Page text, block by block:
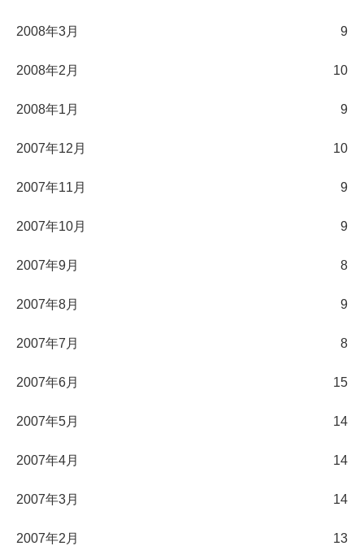
2008年3月 9
2008年2月 10
2008年1月 9
2007年12月 10
2007年11月 9
2007年10月 9
2007年9月 8
2007年8月 9
2007年7月 8
2007年6月 15
2007年5月 14
2007年4月 14
2007年3月 14
2007年2月 13